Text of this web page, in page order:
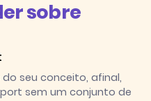
sobre
seu conceito, afinal,
sem um conjunto de